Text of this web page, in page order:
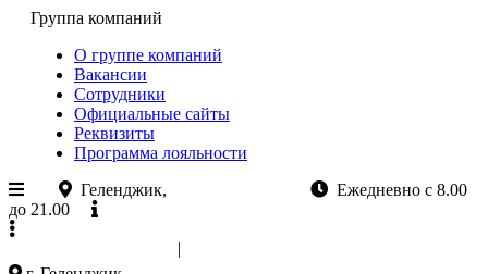
Группа компаний
О группе компаний
Вакансии
Сотрудники
Официальные сайты
Реквизиты
Программа лояльности
Геленджик,
Ежедневно с 8.00
до 21.00
|